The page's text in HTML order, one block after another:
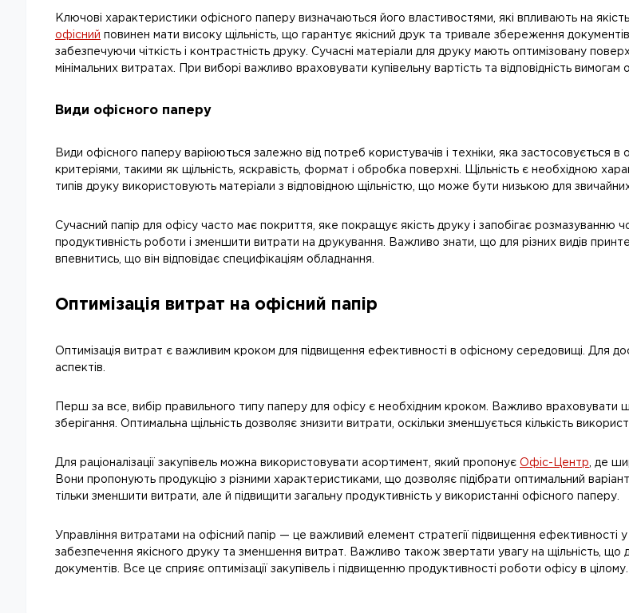
Ключові характеристики офісного паперу визначаються його властивостями, які впливають на
офісний повинен мати високу щільність, що гарантує якісний друк та тривале збереження
забезпечуючи чіткість і контрастність друку. Сучасні матеріали для друку мають оптимізовану
мінімальних витратах. При виборі важливо враховувати купівельну вартість та відповідність вимогам
Види офісного паперу
Види офісного паперу варіюються залежно від потреб користувачів і техніки, яка застосовується
критеріями, такими як щільність, яскравість, формат і обробка поверхні. Щільність є необхідною
типів друку використовують матеріали з відповідною щільністю, що може бути низькою для
Сучасний папір для офісу часто має покриття, яке покращує якість друку і запобігає
продуктивність роботи і зменшити витрати на друкування. Важливо знати, що для різних видів
впевнитись, що він відповідає специфікаціям обладнання.
Оптимізація витрат на офісний папір
Оптимізація витрат є важливим кроком для підвищення ефективності в офісному середовищі. Для
аспектів.
Перш за все, вибір правильного типу паперу для офісу є необхідним кроком. Важливо враховувати
зберігання. Оптимальна щільність дозволяє знизити витрати, оскільки зменшується кількість
Для раціоналізації закупівель можна використовувати асортимент, який пропонує Офіс-Центр , де
Вони пропонують продукцію з різними характеристиками, що дозволяє підібрати оптимальний
тільки зменшити витрати, але й підвищити загальну продуктивність у використанні офісного паперу.
Управління витратами на офісний папір — це важливий елемент стратегії підвищення ефективності
забезпечення якісного друку та зменшення витрат. Важливо також звертати увагу на щільність, що
документів. Все це сприяє оптимізації закупівель і підвищенню продуктивності роботи офісу в цілому.